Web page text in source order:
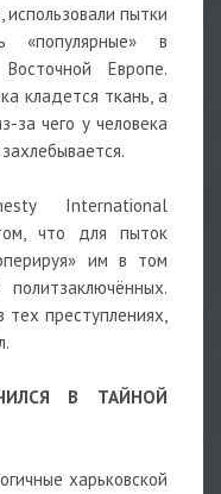
пытки
«популярные» в
Европе.
кладется ткань, а
за чего у человека
International
что для пыток
им в том
тех преступлениях,
В ТАЙНОЙ
харьковской